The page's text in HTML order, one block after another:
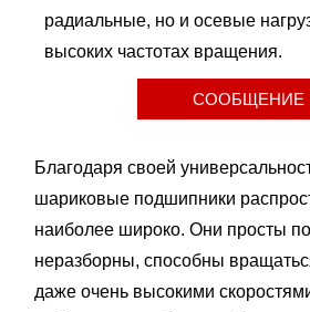
радиальные, но и осевые
высоких частотах вращения.
СООБЩЕНИЕ
Благодаря своей
шариковые подшипники
наиболее широко. Они просты по
неразборны, способны
даже очень высокими